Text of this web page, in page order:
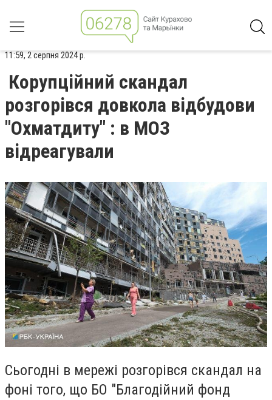
11:59, 2 серпня 2024 р.
Корупційний скандал
розгорівся довкола відбудови
"Охматдиту" : в МОЗ
відреагували
Сьогодні в мережі розгорівся скандал на
фоні того, що БО "Благодійний фонд